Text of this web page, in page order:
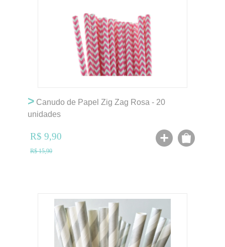
> Canudo de Papel Zig Zag Rosa - 20
unidades
R$ 9,90
R$ 15,90